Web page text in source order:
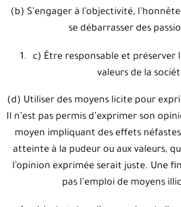
(b) S’engager à l’objectivité,
se débarrasser des
c) Être responsable et préserver
valeurs de la
(d) Utiliser des moyens licite pour
Il n’est pas permis d’exprimer son
moyen impliquant des effets
atteinte à la pudeur ou aux valeurs,
l’opinion exprimée serait juste. Une
pas l’emploi de moyens